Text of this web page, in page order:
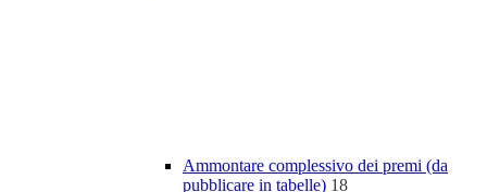
Ammontare complessivo dei premi (da
pubblicare in tabelle) 18